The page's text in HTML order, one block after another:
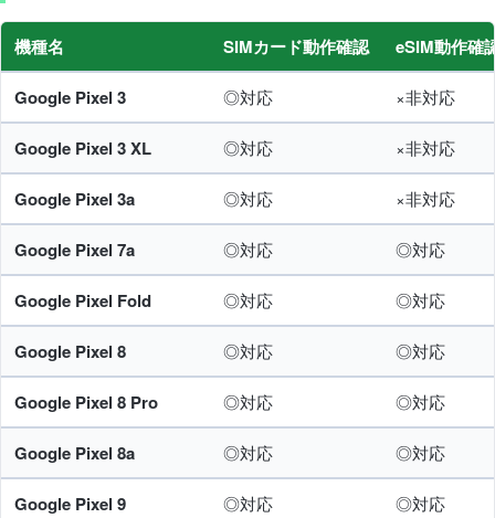
機種名 SIMカード動作確認 eSIM動作確
Google Pixel 3 ◎対応 ×非対応
Google Pixel 3 XL ◎対応 ×非対応
Google Pixel 3a ◎対応 ×非対応
Google Pixel 7a ◎対応 ◎対応
Google Pixel Fold ◎対応 ◎対応
Google Pixel 8 ◎対応 ◎対応
Google Pixel 8 Pro ◎対応 ◎対応
Google Pixel 8a ◎対応 ◎対応
Google Pixel 9 ◎対応 ◎対応